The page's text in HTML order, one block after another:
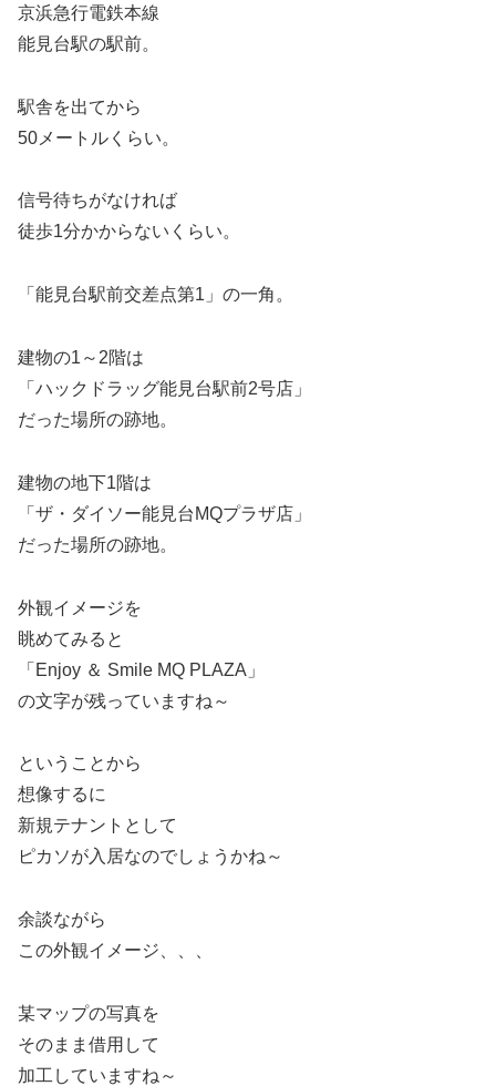
京浜急行電鉄本線
能見台駅の駅前。
駅舎を出てから
50メートルくらい。
信号待ちがなければ
徒歩1分かからないくらい。
「能見台駅前交差点第1」の一角。
建物の1～2階は
「ハックドラッグ能見台駅前2号店」
だった場所の跡地。
建物の地下1階は
「ザ・ダイソー能見台MQプラザ店」
だった場所の跡地。
外観イメージを
眺めてみると
「Enjoy ＆ Smile MQ PLAZA」
の文字が残っていますね～
ということから
想像するに
新規テナントとして
ピカソが入居なのでしょうかね～
余談ながら
この外観イメージ、、、
某マップの写真を
そのまま借用して
加工していますね～